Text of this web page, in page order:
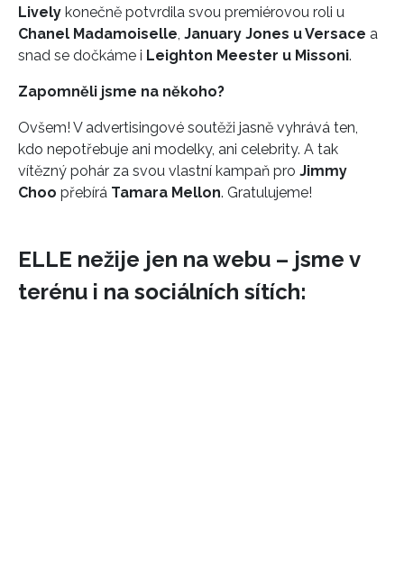
INFORMACE
REDAKCE
Lively konečně potvrdila svou premiérovou roli u
Chanel Madamoiselle January Jones u Versace a
snad se dočkáme i Leighton Meester u Missoni.
Zapomněli jsme na někoho?
Ovšem! V advertisingové soutěži jasně vyhrává ten,
kdo nepotřebuje ani modelky, ani celebrity. A tak
vítězný pohár za svou vlastní kampaň pro Jimmy
Choo přebírá Tamara Mellon. Gratulujeme!
ELLE nežije jen na webu – jsme v
terénu i na sociálních sítích: